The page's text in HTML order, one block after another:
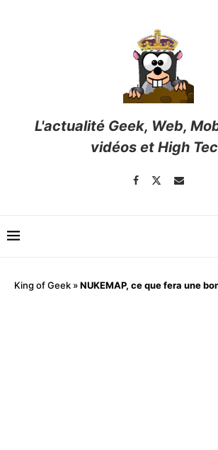
L'actualité Geek, Web,
vidéos et High
King of Geek »NUKEMAP, ce que fera une